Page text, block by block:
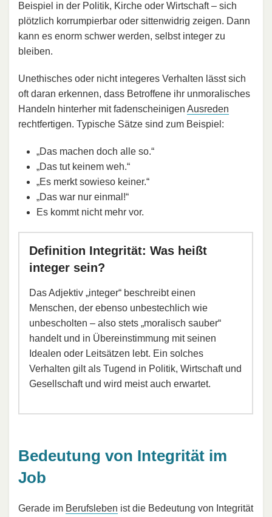
Beispiel in der Politik, Kirche oder Wirtschaft – sich
plötzlich korrumpierbar oder sittenwidrig zeigen. Dann
kann es enorm schwer werden, selbst integer zu
bleiben.
Unethisches oder nicht integeres Verhalten lässt sich
oft daran erkennen, dass Betroffene ihr unmoralisches
Handeln hinterher mit fadenscheinigen Ausreden
rechtfertigen. Typische Sätze sind zum Beispiel:
„Das machen doch alle so.“
„Das tut keinem weh.“
„Es merkt sowieso keiner.“
„Das war nur einmal!“
Es kommt nicht mehr vor.
Definition Integrität: Was heißt
integer sein?
Das Adjektiv „integer“ beschreibt einen
Menschen, der ebenso unbestechlich wie
unbescholten – also stets „moralisch sauber“
handelt und in Übereinstimmung mit seinen
Idealen oder Leitsätzen lebt. Ein solches
Verhalten gilt als Tugend in Politik, Wirtschaft und
Gesellschaft und wird meist auch erwartet.
Bedeutung von Integrität im
Job
Gerade im Berufsleben ist die Bedeutung von Integrität